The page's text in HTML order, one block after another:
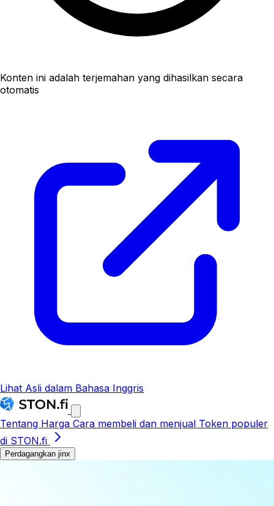
Konten ini adalah terjemahan yang dihasilkan secara
otomatis
Lihat Asli dalam Bahasa Inggris
Tentang Harga Cara membeli dan menjual Token populer
di STON.fi
Perdagangkan jinx